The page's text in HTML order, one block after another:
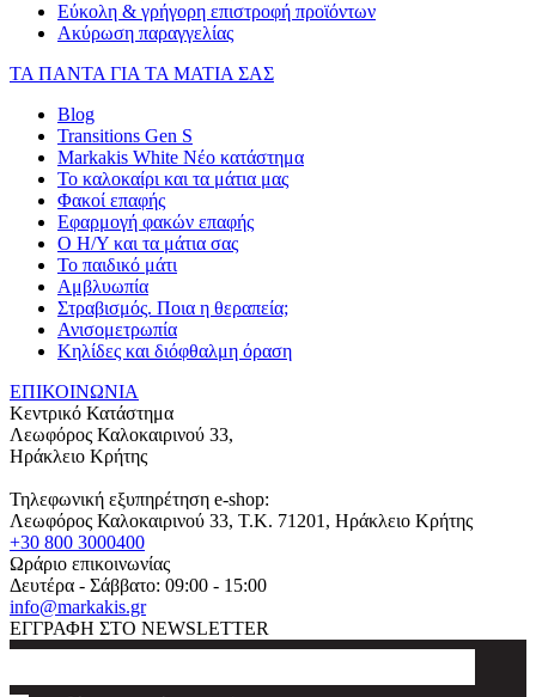
Εύκολη & γρήγορη επιστροφή προϊόντων
Ακύρωση παραγγελίας
ΤΑ ΠΑΝΤΑ ΓΙΑ ΤΑ ΜΑΤΙΑ ΣΑΣ
Blog
Transitions Gen S
Markakis White Νέο κατάστημα
Το καλοκαίρι και τα μάτια μας
Φακοί επαφής
Εφαρμογή φακών επαφής
Ο Η/Υ και τα μάτια σας
Το παιδικό μάτι
Αμβλυωπία
Στραβισμός. Ποια η θεραπεία;
Ανισομετρωπία
Κηλίδες και διόφθαλμη όραση
ΕΠΙΚΟΙΝΩΝΙΑ
Κεντρικό Κατάστημα
Λεωφόρος Καλοκαιρινού 33,
Ηράκλειο Κρήτης
Τηλεφωνική εξυπηρέτηση e-shop:
Λεωφόρος Καλοκαιρινού 33, T.K. 71201, Ηράκλειο Κρήτης
+30 800 3000400
Ωράριο επικοινωνίας
Δευτέρα - Σάββατο: 09:00 - 15:00
info@markakis.gr
ΕΓΓΡΑΦΗ ΣΤΟ NEWSLETTER